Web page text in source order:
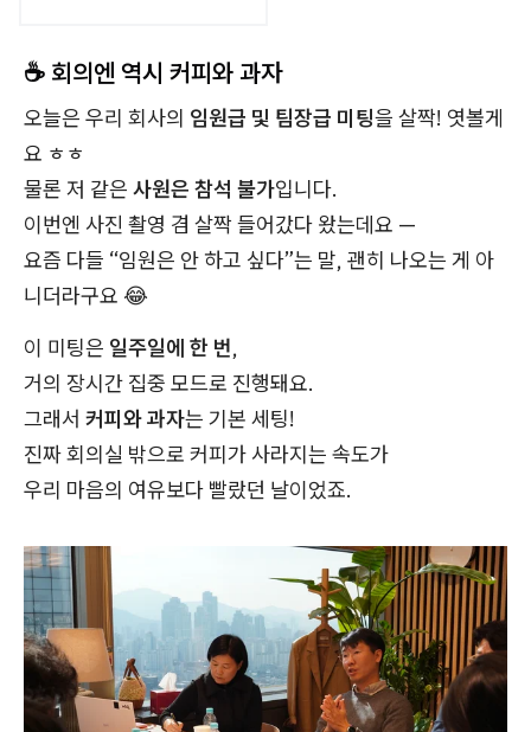
☕ 회의엔 역시 커피와 과자
오늘은 우리 회사의 임원급 및 팀장급 미팅을 살짝! 엿볼게
요 ㅎㅎ
물론 저 같은 사원은 참석 불가입니다.
이번엔 사진 촬영 겸 살짝 들어갔다 왔는데요 —
요즘 다들 “임원은 안 하고 싶다”는 말, 괜히 나오는 게 아
니더라구요 😂
이 미팅은 일주일에 한 번,
거의 장시간 집중 모드로 진행돼요.
그래서 커피와 과자는 기본 세팅!
진짜 회의실 밖으로 커피가 사라지는 속도가
우리 마음의 여유보다 빨랐던 날이었죠.